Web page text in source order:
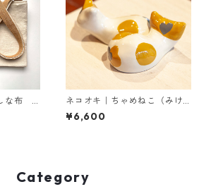
な布
チャ
ネコオキ｜ちゃめねこ（みけ
ハート ペア）【受注生産・予
約受付中】
¥6,600
Category